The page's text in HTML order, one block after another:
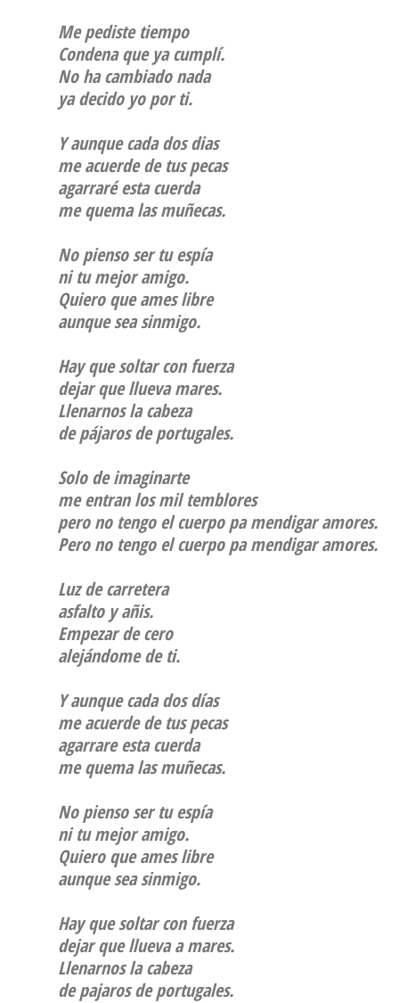
Me pediste tiempo
Condena que ya cumplí.
No ha cambiado nada
ya decido yo por ti.
Y aunque cada dos dias
me acuerde de tus pecas
agarraré esta cuerda
me quema las muñecas.
No pienso ser tu espía
ni tu mejor amigo.
Quiero que ames libre
aunque sea sinmigo.
Hay que soltar con fuerza
dejar que llueva mares.
Llenarnos la cabeza
de pájaros de portugales.
Solo de imaginarte
me entran los mil temblores
pero no tengo el cuerpo pa mendigar amores.
Pero no tengo el cuerpo pa mendigar amores.
Luz de carretera
asfalto y añis.
Empezar de cero
alejándome de ti.
Y aunque cada dos días
me acuerde de tus pecas
agarrare esta cuerda
me quema las muñecas.
No pienso ser tu espía
ni tu mejor amigo.
Quiero que ames libre
aunque sea sinmigo.
Hay que soltar con fuerza
dejar que llueva a mares.
Llenarnos la cabeza
de pajaros de portugales.